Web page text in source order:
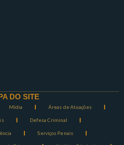
DO SITE
Mídia Áreas de Atuações
Defesa Criminal
Serviços Penais